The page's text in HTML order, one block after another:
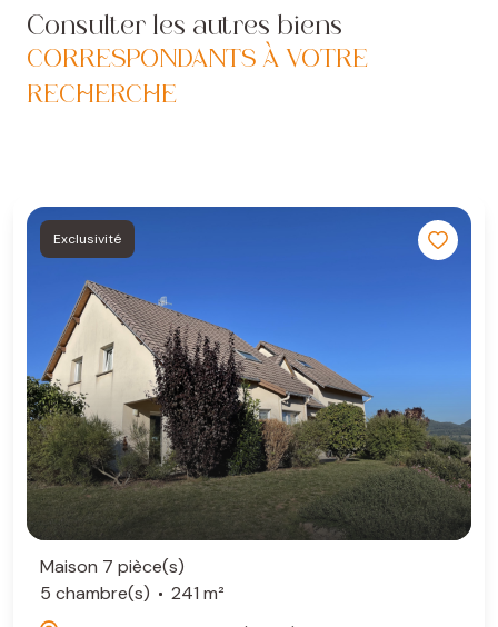
Consulter les autres biens
CORRESPONDANTS À VOTRE
RECHERCHE
Exclusivité
Maison 7 pièce(s)
5 chambre(s)
241 m²